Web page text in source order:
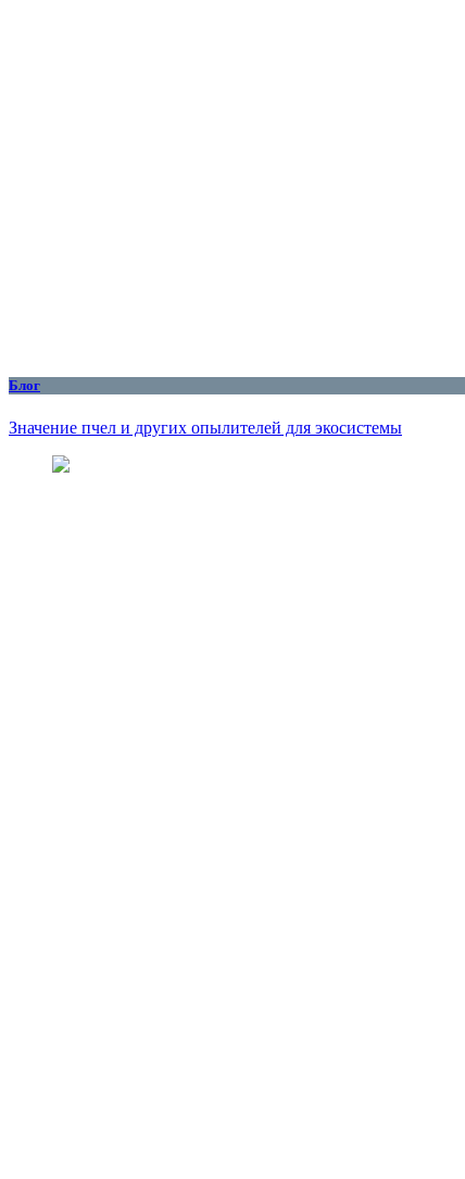
Блог
Значение пчел и других опылителей для экосистемы